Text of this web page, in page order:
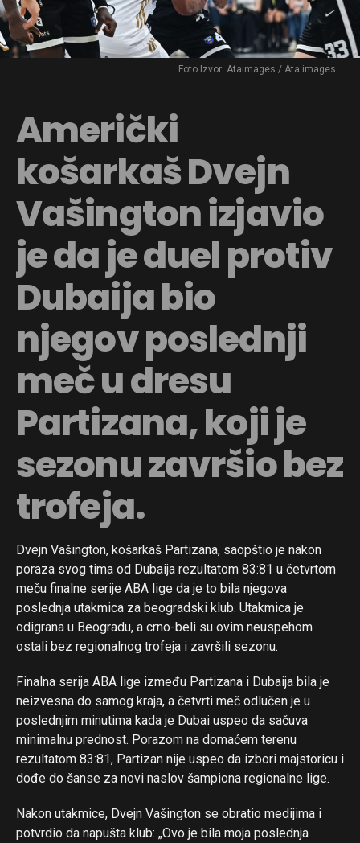
Foto Izvor: Ataimages / Ata images
Američki
košarkaš Dvejn
Vašington izjavio
je da je duel protiv
Dubaija bio
njegov poslednji
meč u dresu
Partizana, koji je
sezonu završio bez
trofeja.
Dvejn Vašington, košarkaš Partizana, saopštio je nakon
poraza svog tima od Dubaija rezultatom 83:81 u četvrtom
meču finalne serije ABA lige da je to bila njegova
poslednja utakmica za beogradski klub. Utakmica je
odigrana u Beogradu, a crno-beli su ovim neuspehom
ostali bez regionalnog trofeja i završili sezonu.
Finalna serija ABA lige između Partizana i Dubaija bila je
neizvesna do samog kraja, a četvrti meč odlučen je u
poslednjim minutima kada je Dubai uspeo da sačuva
minimalnu prednost. Porazom na domaćem terenu
rezultatom 83:81, Partizan nije uspeo da izbori majstoricu i
dođe do šanse za novi naslov šampiona regionalne lige.
Nakon utakmice, Dvejn Vašington se obratio medijima i
potvrdio da napušta klub: „Ovo je bila moja poslednja
Flipboard
Reddit
Pinterest
Whatsapp
Email